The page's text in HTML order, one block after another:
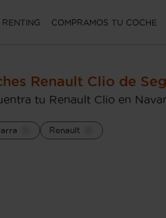
RENTING COMPRAMOS TU COCHE
Renault Clio de
tu Renault Clio en
Renault